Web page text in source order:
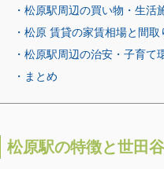
・松原駅周辺の買い物・生活
・松原 賃貸の家賃相場と間
・松原駅周辺の治安・子育て
・まとめ
松原駅の特徴と世田